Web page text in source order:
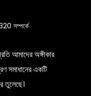
আমাদের অঙ্গীকার
সমাধানের একটি
তুলেছে।